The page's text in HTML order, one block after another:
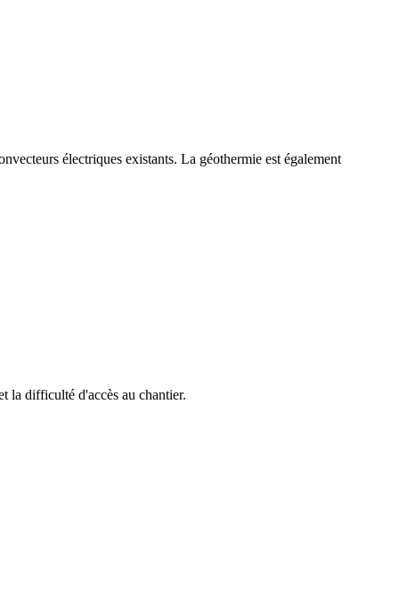
électriques existants. La géothermie est également
la difficulté d'accès au chantier.